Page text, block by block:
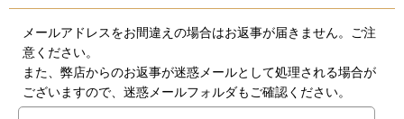
メールアドレスをお間違えの場合はお返事が届きません。ご注
意ください。
また、弊店からのお返事が迷惑メールとして処理される場合が
ございますので、迷惑メールフォルダもご確認ください。